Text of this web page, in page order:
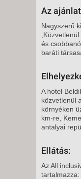
Az
Nagyszerű
és
baráti
A hotel
közvetlenül
környéken
km-re,
antalyai
Ellátás:
Az All